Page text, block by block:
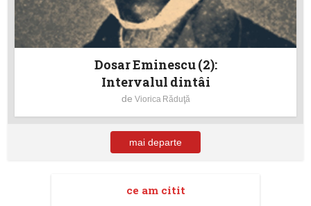
Dosar Eminescu (2):
Intervalul dintâi
de Viorica Răduţă
mai departe
ce am citit